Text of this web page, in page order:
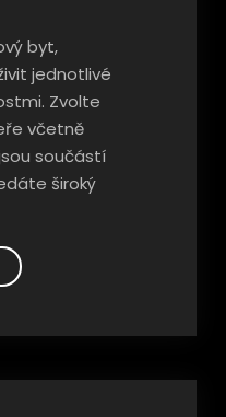
byt,
jednotlivé
Zvolte
včetně
součástí
široký